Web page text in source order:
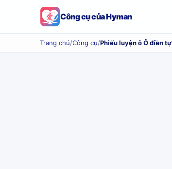
Công cụ của Hyman
Trang chủ/Công cụ/Phiếu luyện ô Ô điền tự